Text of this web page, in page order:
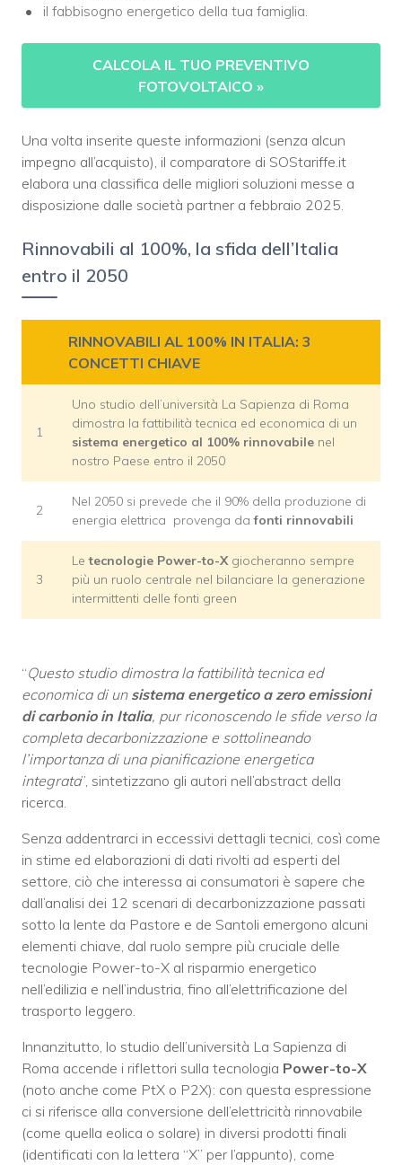
il fabbisogno energetico della tua famiglia.
CALCOLA IL TUO PREVENTIVO
FOTOVOLTAICO »
Una volta inserite queste informazioni (senza alcun
impegno all’acquisto), il comparatore di SOStariffe.it
elabora una classifica delle migliori soluzioni messe a
disposizione dalle società partner a febbraio 2025.
Rinnovabili al 100%, la sfida dell’Italia
entro il 2050
RINNOVABILI AL 100% IN ITALIA: 3
CONCETTI CHIAVE
1
Uno studio dell’università La Sapienza di Roma
dimostra la fattibilità tecnica ed economica di un
sistema energetico al 100% rinnovabile nel
nostro Paese entro il 2050
2
Nel 2050 si prevede che il 90% della produzione di
energia elettrica provenga dafonti rinnovabili
3
Letecnologie Power-to-X giocheranno sempre
più un ruolo centrale nel bilanciare la generazione
intermittenti delle fonti green
“Questo studio dimostra la fattibilità tecnica ed
economica di un sistema energetico a zero emissioni
di carbonio in Italia, pur riconoscendo le sfide verso la
completa decarbonizzazione e sottolineando
l’importanza di una pianificazione energetica
integrata”, sintetizzano gli autori nell’abstract della
ricerca.
Senza addentrarci in eccessivi dettagli tecnici, così come
in stime ed elaborazioni di dati rivolti ad esperti del
settore, ciò che interessa ai consumatori è sapere che
dall’analisi dei 12 scenari di decarbonizzazione passati
sotto la lente da Pastore e de Santoli emergono alcuni
elementi chiave, dal ruolo sempre più cruciale delle
tecnologie Power-to-X al risparmio energetico
nell’edilizia e nell’industria, fino all’elettrificazione del
trasporto leggero.
Innanzitutto, lo studio dell’università La Sapienza di
Roma accende i riflettori sulla tecnologia Power-to-X
(noto anche come PtX o P2X): con questa espressione
ci si riferisce alla conversione dell’elettricità rinnovabile
(come quella eolica o solare) in diversi prodotti finali
(identificati con la lettera “X” per l’appunto), come